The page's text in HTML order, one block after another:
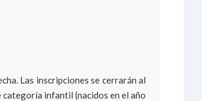
Las inscripciones se cerrarán al
categoría infantil (nacidos en el año